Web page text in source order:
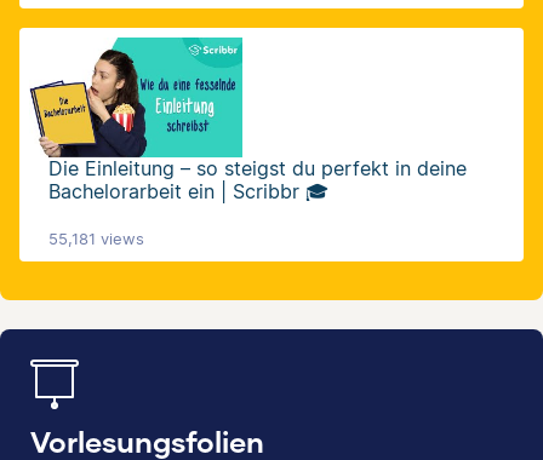
Die Einleitung – so steigst du perfekt in deine
Bachelorarbeit ein | Scribbr 🎓
55,181 views
Vorlesungsfolien